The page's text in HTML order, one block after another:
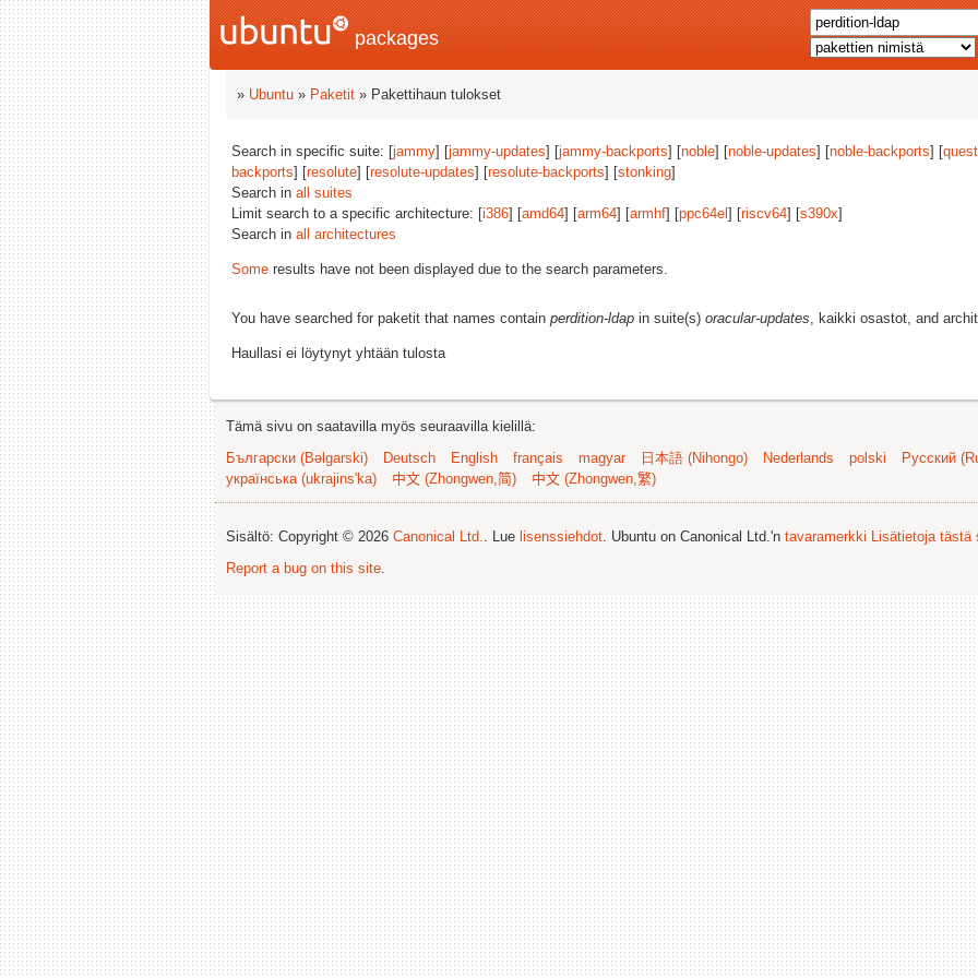
packages
» Ubuntu » Paketit » Pakettihaun tulokset
Search in specific suite: [jammy] [jammy-updates] [jammy-backports] [noble] [noble-updates] [noble-backports] [
backports] [resolute] [resolute-updates] [resolute-backports] [stonking]
Search in all suites
Limit search to a specific architecture: [i386] [amd64] [arm64] [armhf] [ppc64el ] [riscv64] [s390x]
Search in all architectures
Some results have not been displayed due to the search parameters.
You have searched for paketit that names contain perdition-ldap in suite(s) oracular-updates, kaikki osastot, and
Haullasi ei löytynyt yhtään tulosta
Tämä sivu on saatavilla myös seuraavilla kielillä:
Български (Bəlgarski)
Deutsch English français magyar 日本語 (Nihongo) Nederlands polski Русский
українська (ukrajins'ka)
中文 (Zhongwen,简) 中文 (Zhongwen,繁)
Sisältö: Copyright © 2026 Canonical Ltd.. Lue lisenssiehdot. Ubuntu on Canonical Ltd.'n tavaramerkki Lisätietoja tästä
Report a bug on this site.